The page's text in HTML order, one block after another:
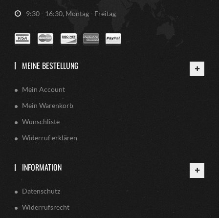
9:30 - 16:30, Montag - Freitag
MEINE BESTELLUNG
Mein Account
Mein Warenkorb
Wunschliste
Widerruf erklären
INFORMATION
Datenschutz
Widerrufsrecht